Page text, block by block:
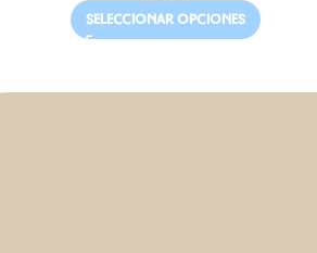
SELECCIONAR OPCIONES